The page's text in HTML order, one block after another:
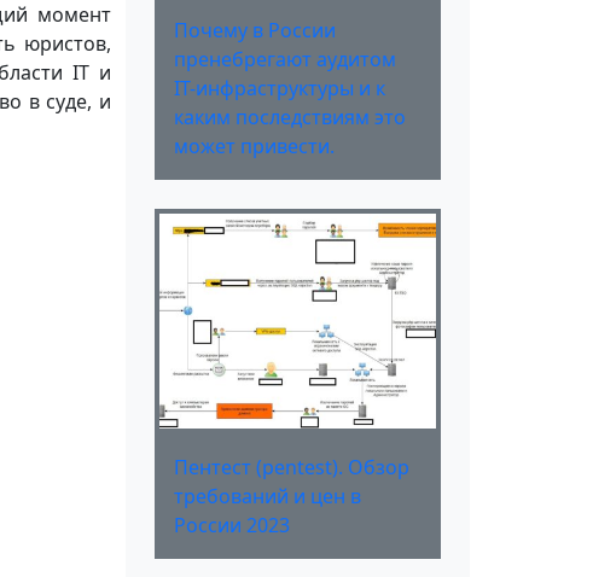
момент
юристов,
IT и
в суде, и
Почему в России
пренебрегают аудитом
IT-инфраструктуры и к
каким последствиям это
может привести.
Пентест (pentest). Обзор
требований и цен в
России 2023